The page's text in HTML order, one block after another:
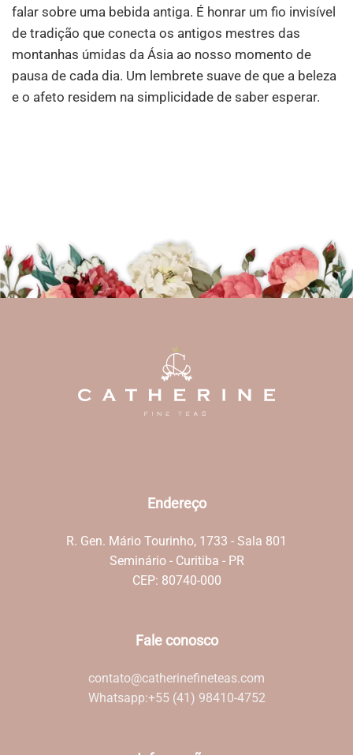
falar sobre uma bebida antiga. É honrar um fio invisível
de tradição que conecta os antigos mestres das
montanhas úmidas da Ásia ao nosso momento de
pausa de cada dia. Um lembrete suave de que a beleza
e o afeto residem na simplicidade de saber esperar.
Endereço
R. Gen. Mário Tourinho, 1733 - Sala 801
Seminário - Curitiba - PR
CEP: 80740-000
Fale conosco
contato@catherinefineteas.com
Whatsapp:+55 (41) 98410-4752